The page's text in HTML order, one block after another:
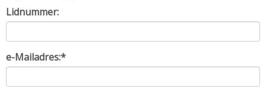
Lidnummer:
e-Mailadres:*